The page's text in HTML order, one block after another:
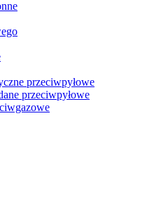
przeciwpyłowe
przeciwpyłowe